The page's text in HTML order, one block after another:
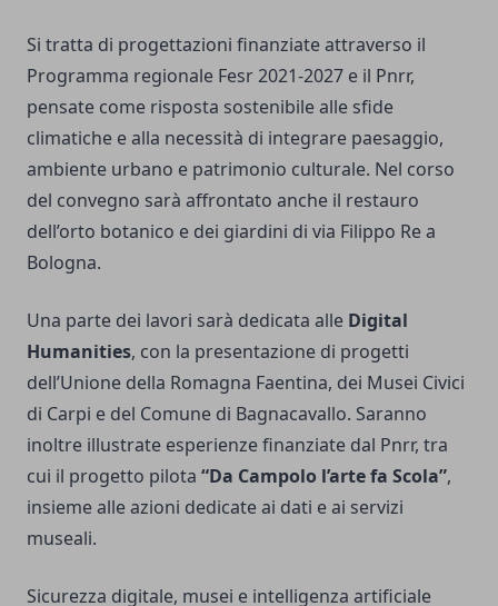
Si tratta di progettazioni finanziate attraverso il
Programma regionale Fesr 2021-2027 e il Pnrr,
pensate come risposta sostenibile alle sfide
climatiche e alla necessità di integrare paesaggio,
ambiente urbano e patrimonio culturale. Nel corso
del convegno sarà affrontato anche il restauro
dell’orto botanico e dei giardini di via Filippo Re a
Bologna.
Una parte dei lavori sarà dedicata alle Digital
Humanities, con la presentazione di progetti
dell’Unione della Romagna Faentina, dei Musei Civici
di Carpi e del Comune di Bagnacavallo. Saranno
inoltre illustrate esperienze finanziate dal Pnrr, tra
cui il progetto pilota “Da Campolo l’arte fa Scola”,
insieme alle azioni dedicate ai dati e ai servizi
museali.
Sicurezza digitale, musei e intelligenza artificiale